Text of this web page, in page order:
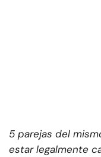
5 parejas del
estar legalmente